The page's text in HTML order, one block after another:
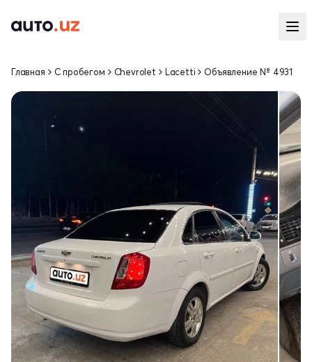
Главная С пробегом Chevrolet Lacetti Объявление № 4931